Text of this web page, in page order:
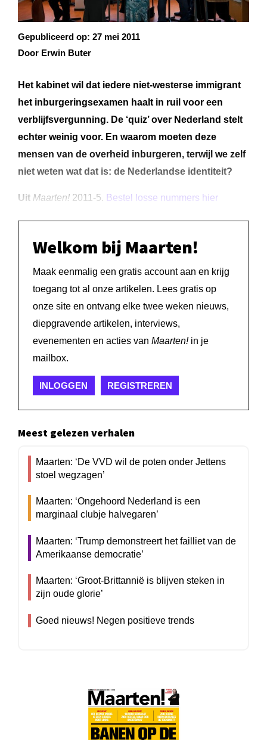
Gepubliceerd op: 27 mei 2011
Door Erwin Buter
Het kabinet wil dat iedere niet-westerse immigrant
het inburgeringsexamen haalt in ruil voor een
verblijfsvergunning. De ‘quiz’ over Nederland stelt
echter weinig voor. En waarom moeten deze
mensen van de overheid inburgeren, terwijl we zelf
niet weten wat dat is: de Nederlandse identiteit?
Uit Maarten! 2011-5. Bestel losse nummers hier
Welkom bij Maarten!
Maak eenmalig een gratis account aan en krijg
toegang tot al onze artikelen. Lees gratis op
onze site en ontvang elke twee weken nieuws,
diepgravende artikelen, interviews,
evenementen en acties van Maarten!in je
mailbox.
INLOGGEN REGISTREREN
Meest gelezen verhalen
Maarten: ‘De VVD wil de poten onder Jettens
stoel wegzagen’
Maarten: ‘Ongehoord Nederland is een
marginaal clubje halvegaren’
Maarten: ‘Trump demonstreert het failliet van de
Amerikaanse democratie’
Maarten: ‘Groot-Brittannië is blijven steken in
zijn oude glorie’
Goed nieuws! Negen positieve trends